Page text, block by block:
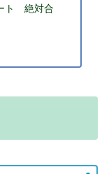
ト 絶対合